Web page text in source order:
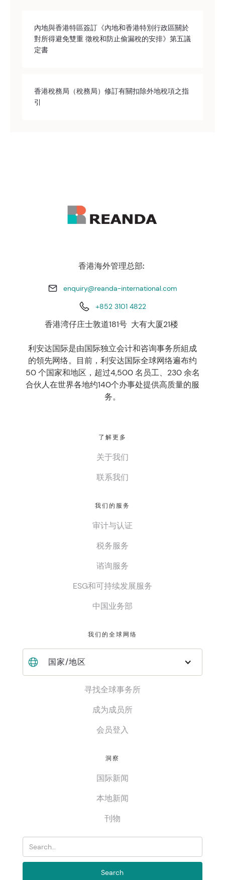
內地與香港特區簽訂《內地和香港特別行政區關於
對所得避免雙重 徵稅和防止偷漏稅的安排》第五議
定書
香港稅務局（稅務局）修訂有關扣除外地稅項之指
引
香港海外管理总部:
enquiry@reanda-international.com
+852 3101 4822
香港湾仔庄士敦道181号 大有大厦21楼
利安达国际是由国际独立会计和咨询事务所組成
的領先网络。目前，利安达国际全球网络遍布约
50 个国家和地区，超过4,500 名员工、230 余名
合伙人在世界各地约140个办事处提供高质量的服
务。
了解更多
关于我们
联系我们
我们的服务
审计与认证
税务服务
谘询服务
ESG和可持续发展服务
中国业务部
我们的全球网络
国家/地区
寻找全球事务所
成为成员所
会员登入
洞察
国际新闻
本地新闻
刊物